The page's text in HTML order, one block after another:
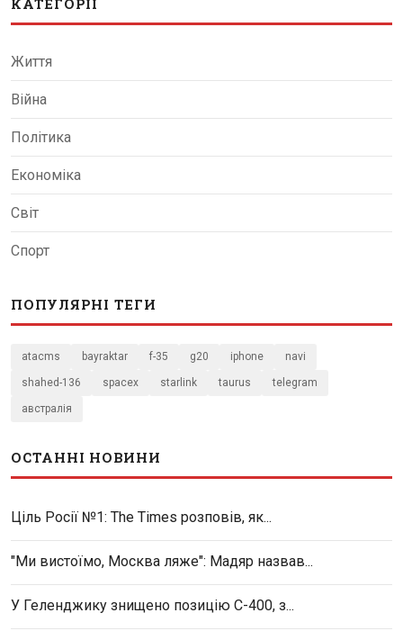
КАТЕГОРІЇ
Життя
Війна
Політика
Економіка
Світ
Спорт
ПОПУЛЯРНІ ТЕГИ
atacms bayraktar f-35 g20 iphone navi
shahed-136 spacex starlink taurus telegram
австралія
ОСТАННІ НОВИНИ
Ціль Росії №1: The Times розповів, як...
"Ми вистоїмо, Москва ляже": Мадяр назвав...
У Геленджику знищено позицію С-400, з...